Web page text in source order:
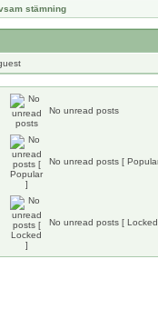
stämning
No unread posts
No unread posts [
No unread posts [